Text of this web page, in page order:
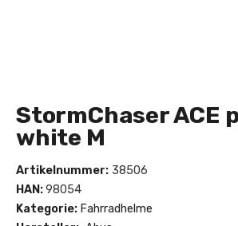
StormChaser ACE
white M
Artikelnummer: 38506
HAN:98054
Kategorie: Fahrradhelme